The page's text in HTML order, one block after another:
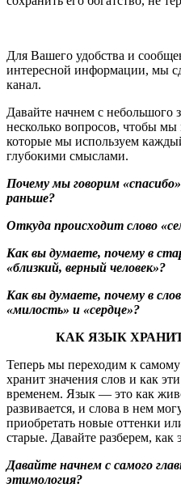
Для Вашего удобства и
интересной информации, мы
канал.
Давайте начнем с небольшого
несколько вопросов, чтобы
которые мы используем
глубокими смыслами.
Почему мы говорим
раньше?
Откуда происходит слово
Как вы думаете, почему в
«близкий, верный человек»?
Как вы думаете, почему в
«милость» и «сердце»?
КАК ЯЗЫК
Теперь мы переходим к
хранит значения слов и как
временем. Язык — это как
развивается, и слова в нем
приобретать новые оттенки
старые. Давайте разберем, как
Давайте начнем с самого
этимология?